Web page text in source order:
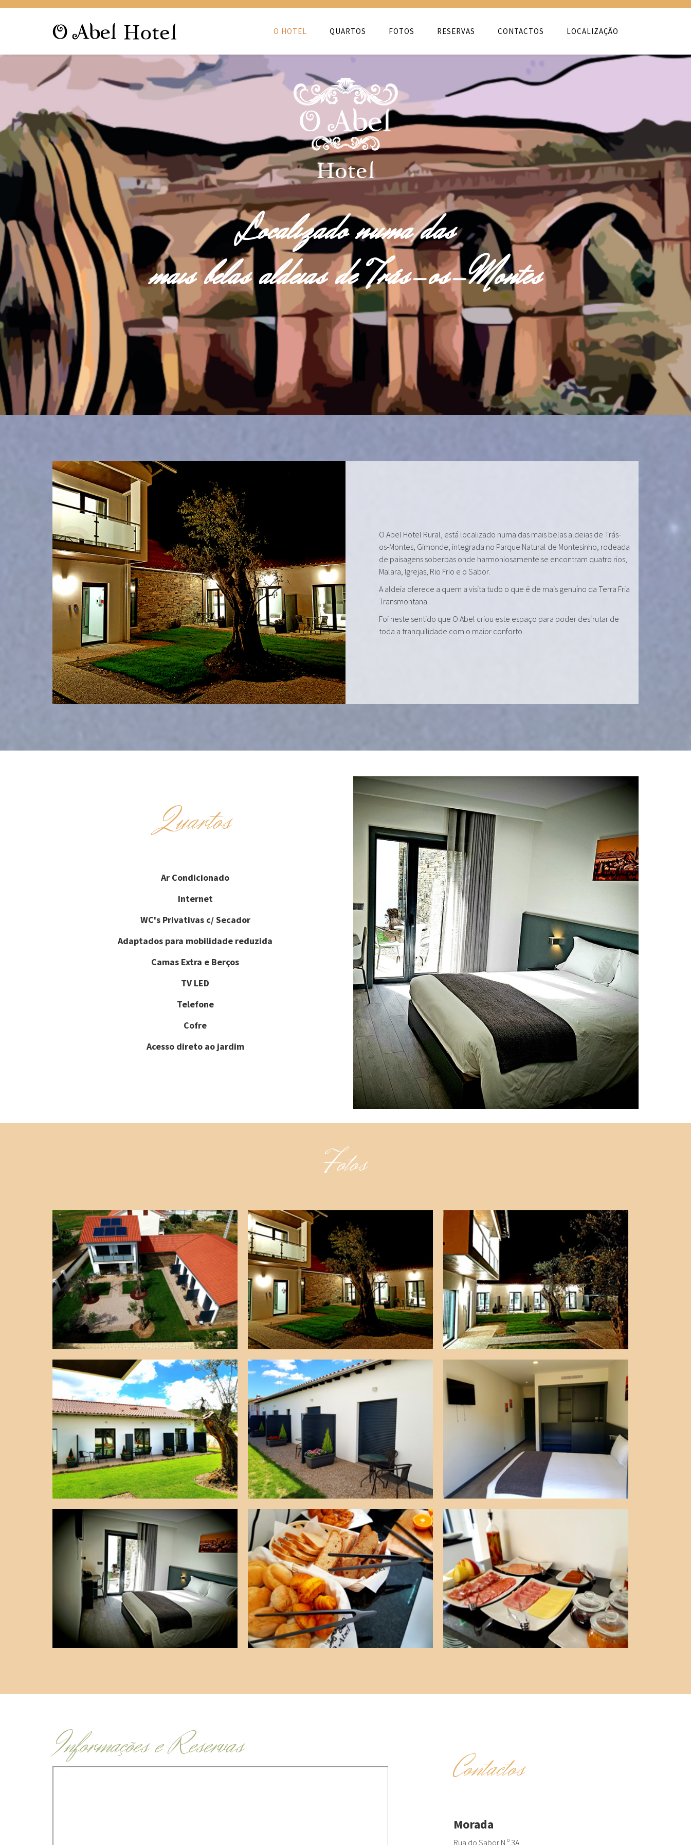
O HOTEL QUARTOS FOTOS RESERVAS CONTACTOS LOCALIZAÇÃO
Localizado numa das
mais belas aldeias de Trás-os-Montes
O Abel Hotel Rural, está localizado numa das mais belas aldeias de Trás-
os-Montes, Gimonde, integrada no Parque Natural de Montesinho, rodeada
de paisagens soberbas onde harmoniosamente se encontram quatro rios,
Malara, Igrejas, Rio Frio e o Sabor.
A aldeia oferece a quem a visita tudo o que é de mais genuíno da Terra Fria
Transmontana.
Foi neste sentido que O Abel criou este espaço para poder desfrutar de
toda a tranquilidade com o maior conforto.
Quartos
Ar Condicionado
Internet
WC's Privativas c/ Secador
Adaptados para mobilidade reduzida
Camas Extra e Berços
TV LED
Telefone
Cofre
Acesso direto ao jardim
Fotos
Informações e Reservas
Contactos
Morada
Rua do Sabor N.º 3A